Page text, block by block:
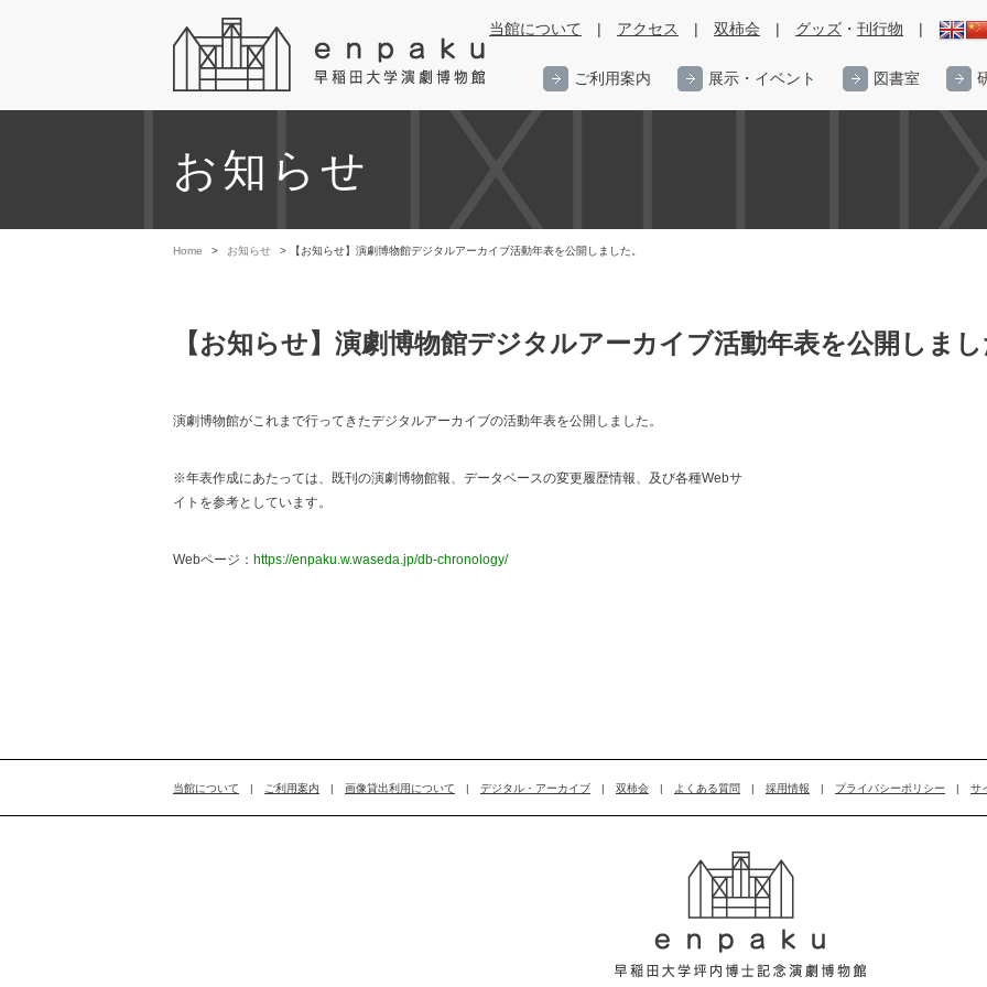
当館について | アクセス | 双柿会 | グッズ ・ 刊行物 |
ご利用案内 展示・イベント 図書室
お知らせ
Home > お知らせ > 【お知らせ】演劇博物館デジタルアーカイブ活動年表を公開しました。
【お知らせ】演劇博物館デジタルアーカイブ活動年表を公開しまし
演劇博物館がこれまで行ってきたデジタルアーカイブの活動年表を公開しました。
※年表作成にあたっては、既刊の演劇博物館報、データベースの変更履歴情報、及び各種Webサ
イトを参考としています。
Webページ： https://enpaku.w.waseda.jp/db-chronology/
当館について | ご利用案内 | 画像貸出利用について | デジタル・アーカイブ | 双柿会 | よくある質問 | 採用情報 | プライバシーポリシー | サ